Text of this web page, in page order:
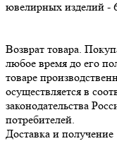
Возврат товара.
любое время до его
товаре
осуществляется в
законодательства
потребителей.
Доставка и получение